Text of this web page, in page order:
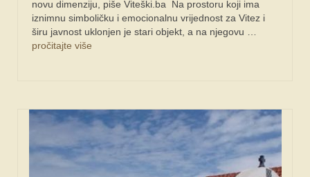
novu dimenziju, piše Viteški.ba Na prostoru koji ima
iznimnu simboličku i emocionalnu vrijednost za Vitez i
širu javnost uklonjen je stari objekt, a na njegovu …
pročitajte više